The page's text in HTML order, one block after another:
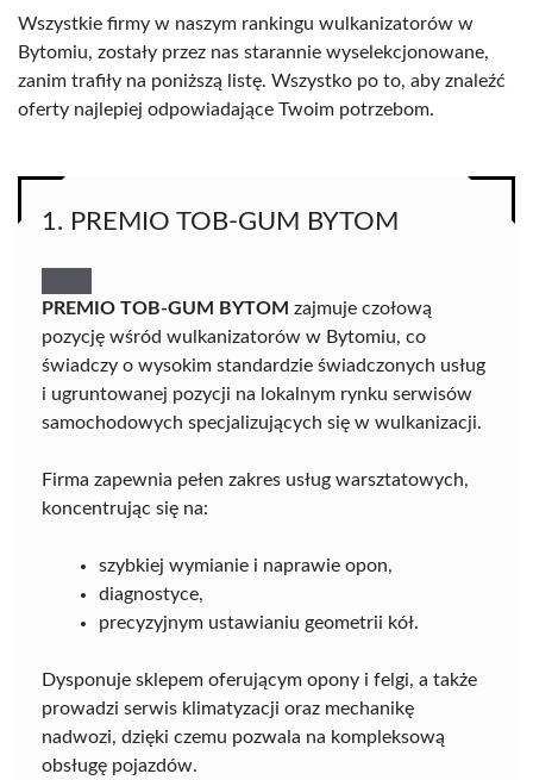
Wszystkie firmy w naszym rankingu wulkanizatorów w
Bytomiu, zostały przez nas starannie wyselekcjonowane,
zanim trafiły na poniższą listę. Wszystko po to, aby znaleźć
oferty najlepiej odpowiadające Twoim potrzebom.
1. PREMIO TOB-GUM BYTOM
PREMIO TOB-GUM BYTOM zajmuje czołową
pozycję wśród wulkanizatorów w Bytomiu, co
świadczy o wysokim standardzie świadczonych usług
i ugruntowanej pozycji na lokalnym rynku serwisów
samochodowych specjalizujących się w wulkanizacji.
Firma zapewnia pełen zakres usług warsztatowych,
koncentrując się na:
szybkiej wymianie i naprawie opon,
diagnostyce,
precyzyjnym ustawianiu geometrii kół.
Dysponuje sklepem oferującym opony i felgi, a także
prowadzi serwis klimatyzacji oraz mechanikę
nadwozi, dzięki czemu pozwala na kompleksową
obsługę pojazdów.